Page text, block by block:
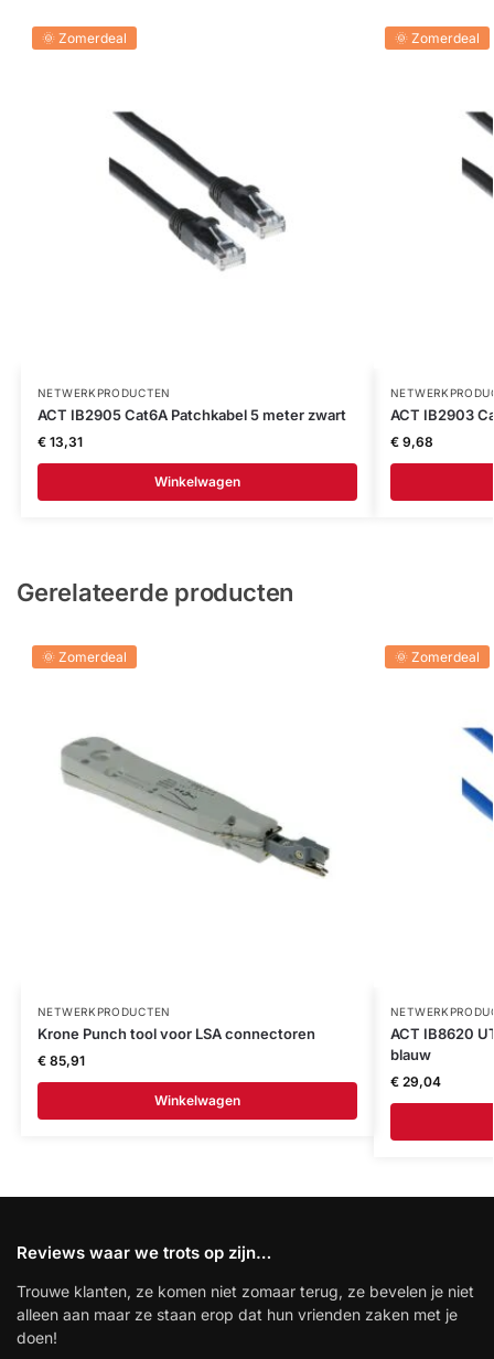
🌞 Zomerdeal
NETWERKPRODUCTEN
ACT IB2905 Cat6A Patchkabel 5 meter zwart
€13,31
Winkelwagen
🌞 Zomerdeal
ACT IB2903
€9,68
Gerelateerde producten
🌞 Zomerdeal
NETWERKPRODUCTEN
Krone Punch tool voor LSA connectoren
€85,91
Winkelwagen
🌞 Zomerdeal
ACT IB8620
blauw
€29,04
Reviews waar we trots op zijn…
Trouwe klanten, ze komen niet zomaar terug, ze bevelen je niet
alleen aan maar ze staan erop dat hun vrienden zaken met je
doen!